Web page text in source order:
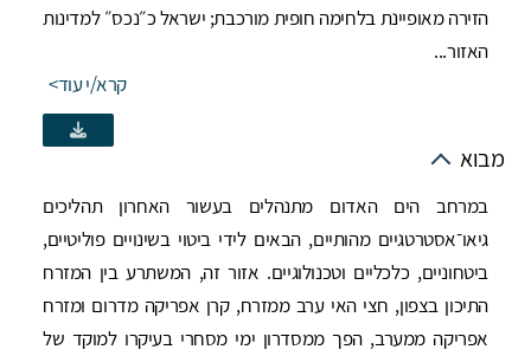
הזירה מאופיינת בלחימה חופית מורכבת; ישראל כ״נכס״ למדינות
האזור...
קרא/י עוד
מבוא
במרחב הים האדום מתנהלים בעשור האחרון תהליכים
גיאו־אסטרטגיים מהותיים, הבאים לידי ביטוי בשינויים פוליטיים,
ביטחוניים, כלכליים וטכנולוגיים. אזור זה, המשתרע בין המזרח
התיכון בצפון, חצי האי ערב ממזרח, קרן אפריקה מדרום ומזרח
אפריקה ממערב, הפך ממסדרון ימי מסחרי בעיקרו למוקד של